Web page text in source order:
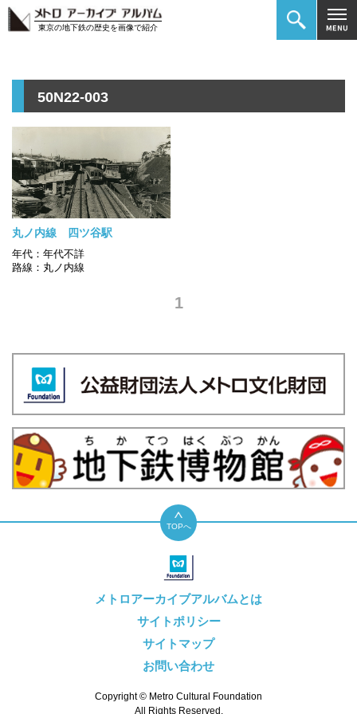
東京の地下鉄の歴史を画像で紹介
50N22-003
丸ノ内線 四ツ谷駅
年代：年代不詳
路線：丸ノ内線
1
TOPへ
メトロアーカイブアルバムとは
サイトポリシー
サイトマップ
お問い合わせ
Copyright © Metro Cultural Foundation
All Rights Reserved.